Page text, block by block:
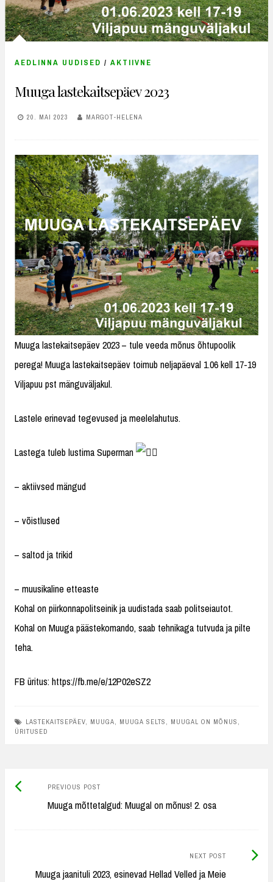
AEDLINNA UUDISED / AKTIIVNE
Muuga lastekaitsepäev 2023
20. MAI 2023 MARGOT-HELENA
Muuga lastekaitsepäev 2023 – tule veeda mõnus õhtupoolik
perega! Muuga lastekaitsepäev toimub neljapäeval 1.06 kell 17-19
Viljapuu pst mänguväljakul.
Lastele erinevad tegevused ja meelelahutus.
Lastega tuleb lustima Superman
– aktiivsed mängud
– võistlused
– saltod ja trikid
– muusikaline etteaste
Kohal on piirkonnapolitseinik ja uudistada saab politseiautot.
Kohal on Muuga päästekomando, saab tehnikaga tutvuda ja pilte
teha.
FB üritus: https://fb.me/e/12P02eSZ2
LASTEKAITSEPÄEV, MUUGA, MUUGA SELTS , MUUGAL ON MÕNUS ,
ÜRITUSED
Post
navigation
PREVIOUS POSTPrevious
post:
Muuga mõttetalgud: Muugal on mõnus! 2. osa
NEXT POST
Muuga jaanituli 2023, esinevad Hellad Velled ja Meie
Next